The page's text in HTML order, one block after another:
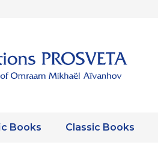
Books Classic Books